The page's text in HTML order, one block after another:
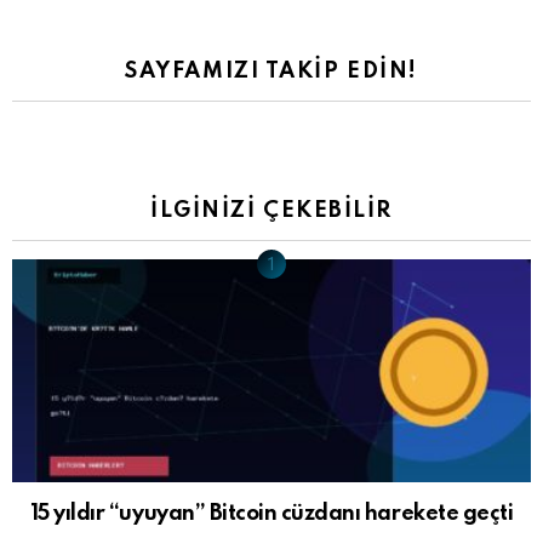
SAYFAMIZI TAKIP EDIN!
İLGINIZI ÇEKEBILIR
15 yıldır “uyuyan” Bitcoin cüzdanı harekete geçti